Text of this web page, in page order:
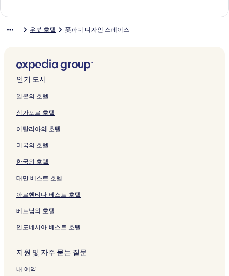
지
를
링
크
페
이
여
는
링
크
여
는
r
S
p
a
페
지
여
는
링
크
a
지
를
여
는
크
페
이
여
는
링
크
여
는
E
e
r
i
e
c
페
이
지
를
는
크
지
를
링
크
여
는
이
지
는
링
크
이
지
는
링
크
e
r
t
페
이
를
는
링
크
l
페
이
지
를
는
크
b
페
이
지
를
는
크
b
페
이
지
를
는
크
M
k
e
y
F
r
s
t
페
이
를
는
크
a
I
n
n
페
지
여
는
링
크
a
s
o
r
t
S
a
페
이
지
여
링
n
l
l
e
y
e
o
r
t
U
u
페
지
를
여
링
a
B
o
u
t
q
e
H
o
t
l
b
d
페
이
를
는
C
t
a
페
이
를
는
링
크
우붓 호텔 폿파디 디자인 스페이스
인기 도시
일본의 호텔
싱가포르 호텔
이탈리아의 호텔
미국의 호텔
한국의 호텔
대만 베스트 호텔
아르헨티나 베스트 호텔
베트남의 호텔
인도네시아 베스트 호텔
지원 및 자주 묻는 질문
내 예약